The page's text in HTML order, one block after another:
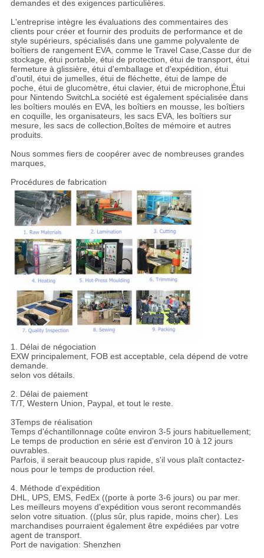
demandes et des exigences particulières.
L'entreprise intègre les évaluations des commentaires des
clients pour créer et fournir des produits de performance et de
style supérieurs, spécialisés dans une gamme polyvalente de
boîtiers de rangement EVA, comme le Travel Case,Casse dur de
stockage, étui portable, étui de protection, étui de transport, étui
fermeture à glissière, étui d'emballage et d'expédition, étui
d'outil, étui de jumelles, étui de fléchette, étui de lampe de
poche, étui de glucomètre, étui clavier, étui de microphone,Étui
pour Nintendo SwitchLa société est également spécialisée dans
les boîtiers moulés en EVA, les boîtiers en mousse, les boîtiers
en coquille, les organisateurs, les sacs EVA, les boîtiers sur
mesure, les sacs de collection,Boîtes de mémoire et autres
produits.
Nous sommes fiers de coopérer avec de nombreuses grandes
marques,
Procédures de fabrication
1. Délai de négociation
EXW principalement, FOB est acceptable, cela dépend de votre
demande.
selon vos détails.
2. Délai de paiement
T/T, Western Union, Paypal, et tout le reste.
3Temps de réalisation
Temps d'échantillonnage coûte environ 3-5 jours habituellement;
Le temps de production en série est d'environ 10 à 12 jours
ouvrables.
Parfois, il serait beaucoup plus rapide, s'il vous plaît contactez-
nous pour le temps de production réel.
4. Méthode d'expédition
DHL, UPS, EMS, FedEx ((porte à porte 3-6 jours) ou par mer.
Les meilleurs moyens d'expédition vous seront recommandés
selon votre situation. ((plus sûr, plus rapide, moins cher). Les
marchandises pourraient également être expédiées par votre
agent de transport.
Port de navigation: Shenzhen